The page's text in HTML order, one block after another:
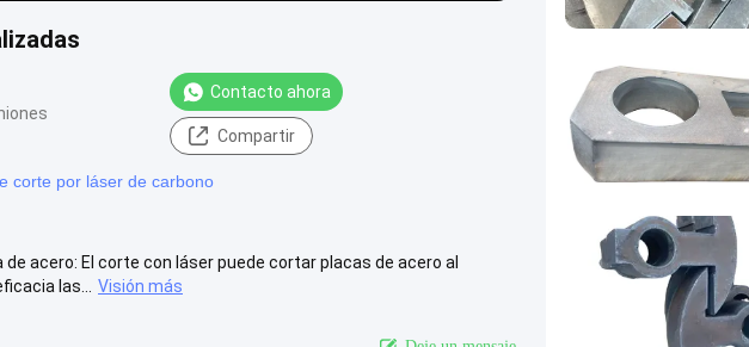
Contacto ahora
Compartir
corte por láser de carbono
acero: El corte con láser puede cortar placas de acero al
las...
Visión más